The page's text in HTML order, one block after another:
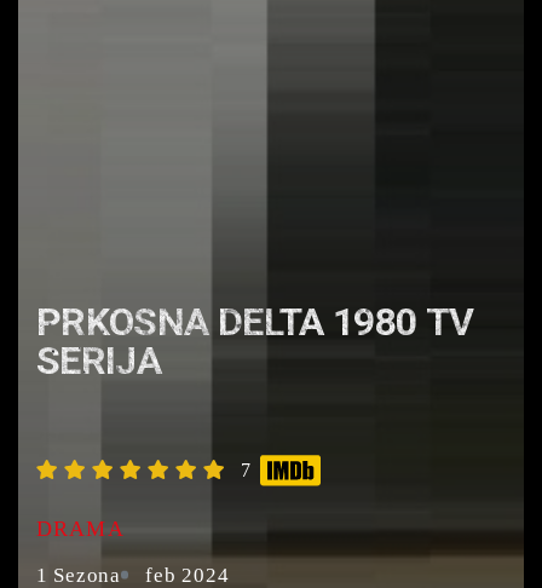
PRKOSNA DELTA 1980 TV
SERIJA
7
DRAMA
1 Sezona feb 2024